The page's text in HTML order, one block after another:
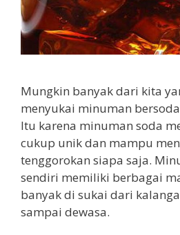
Mungkin banyak dari kita
menyukai minuman
Itu karena minuman soda
cukup unik dan mampu
tenggorokan siapa saja.
sendiri memiliki berbagai
banyak di sukai dari
sampai dewasa.